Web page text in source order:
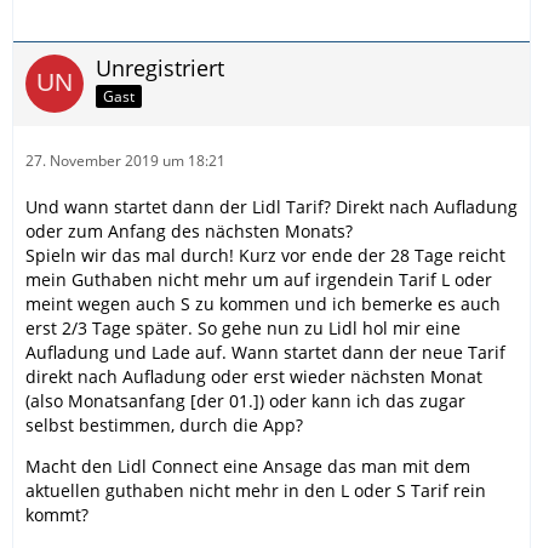
Unregistriert
Gast
27. November 2019 um 18:21
Und wann startet dann der Lidl Tarif? Direkt nach Aufladung
oder zum Anfang des nächsten Monats?
Spieln wir das mal durch! Kurz vor ende der 28 Tage reicht
mein Guthaben nicht mehr um auf irgendein Tarif L oder
meint wegen auch S zu kommen und ich bemerke es auch
erst 2/3 Tage später. So gehe nun zu Lidl hol mir eine
Aufladung und Lade auf. Wann startet dann der neue Tarif
direkt nach Aufladung oder erst wieder nächsten Monat
(also Monatsanfang [der 01.]) oder kann ich das zugar
selbst bestimmen, durch die App?
Macht den Lidl Connect eine Ansage das man mit dem
aktuellen guthaben nicht mehr in den L oder S Tarif rein
kommt?